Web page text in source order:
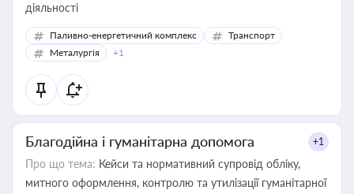
діяльності
Паливно-енергетичний комплекс
Транспорт
Металургія
+1
Благодійна і гуманітарна допомога +1
Про що тема: Кейси та нормативний супровід обліку,
митного оформлення, контролю та утилізації гуманітарної